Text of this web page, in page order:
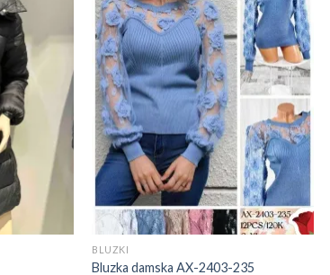
BLUZKI
Bluzka damska AX-2403-235